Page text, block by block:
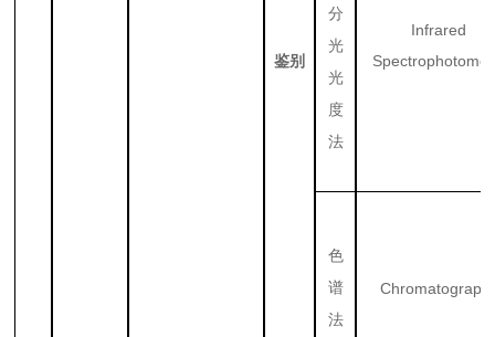
鉴别
分
光
光
度
法
Infrared
色
谱
法